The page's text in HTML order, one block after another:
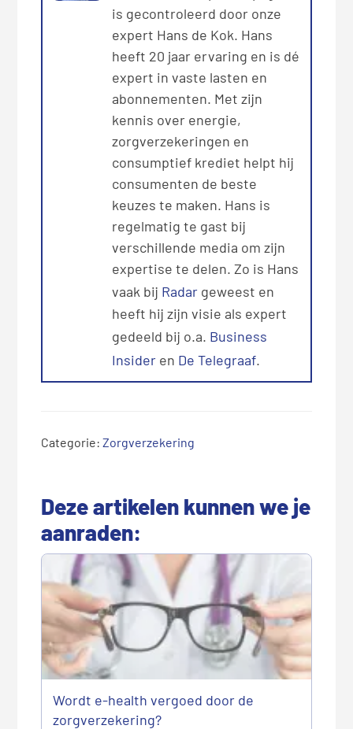
is gecontroleerd door onze
expert Hans de Kok. Hans
heeft 20 jaar ervaring en is dé
expert in vaste lasten en
abonnementen. Met zijn
kennis over energie,
zorgverzekeringen en
consumptief krediet helpt hij
consumenten de beste
keuzes te maken. Hans is
regelmatig te gast bij
verschillende media om zijn
expertise te delen. Zo is Hans
vaak bij Radar geweest en
heeft hij zijn visie als expert
gedeeld bij o.a. Business
Insider en De Telegraaf.
Categorie:Zorgverzekering
Deze artikelen kunnen we je
aanraden:
Wordt e-health vergoed door de
zorgverzekering?